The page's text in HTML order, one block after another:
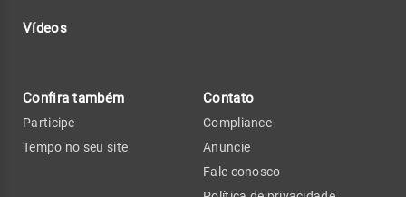
Vídeos
Confira também
Participe
Tempo no seu site
Contato
Compliance
Anuncie
Fale conosco